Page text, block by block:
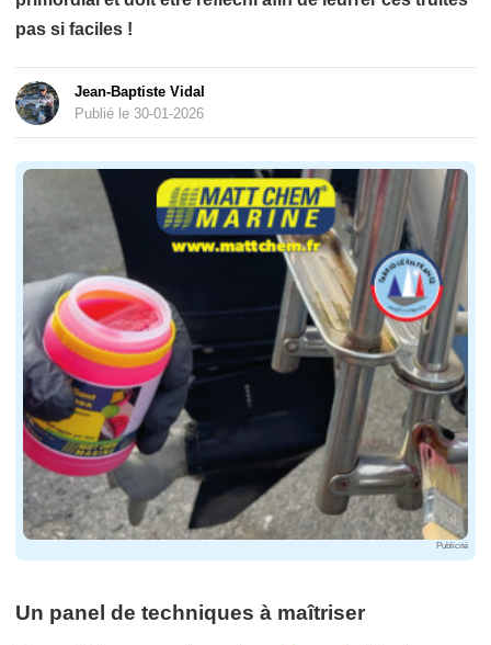
pas si faciles !
Jean-Baptiste Vidal
Publié le 30-01-2026
Publicité
Un panel de techniques à maîtriser